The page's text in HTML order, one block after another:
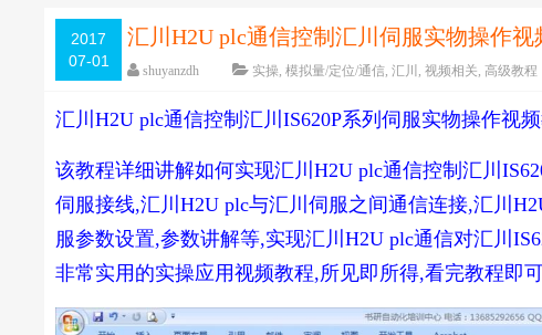
2017
07-01
汇川H2U plc通信控制汇川伺服实物操作
shuyanzdh 实操,模拟量/定位/通信,汇川 ,视频相关,高级教程
汇川H2U plc通信控制汇川IS620P系列伺服实物操作视
该教程详细讲解如何实现汇川H2U plc通信控制汇川
伺服接线,汇川H2U plc与汇川伺服之间通信连接,汇川
服参数设置,参数讲解等,实现汇川H2U plc通信对汇川
非常实用的实操应用视频教程,所见即所得,看完教程即